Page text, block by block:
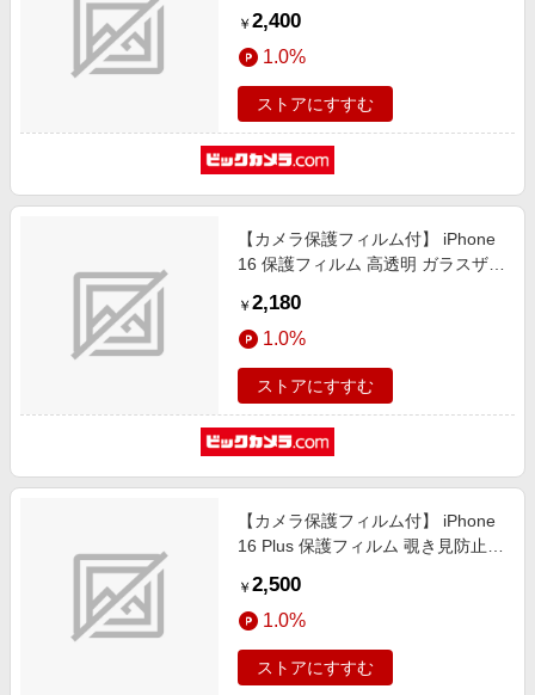
IP1601BC-1
￥ 2,400
1.0%
ストアにすすむ
【カメラ保護フィルム付】 iPhone
16 保護フィルム 高透明 ガラスザム
￥ 2,180
1.0%
ストアにすすむ
【カメラ保護フィルム付】 iPhone
16 Plus 保護フィルム 覗き見防止
IP1603NH-1
￥ 2,500
1.0%
ストアにすすむ